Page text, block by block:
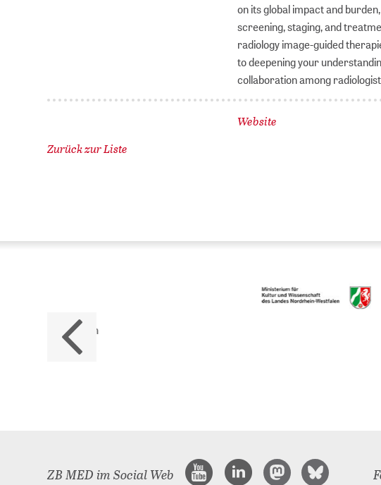
on its global impact and
screening, staging, and
radiology image-guided
to deepening your
collaboration among
Website
Zurück zur Liste
Das
ZB MED ist eine
Landes NRW
ZB MED im Social Web